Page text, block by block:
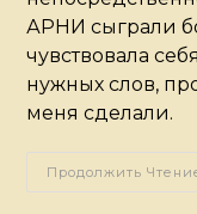
АРНИ сыграли
чувствовала
нужных слов,
меня сделали.
Продолжить